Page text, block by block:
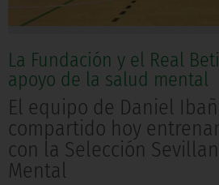
La Fundación y el Real
apoyo de la salud mental
El equipo de Daniel
compartido hoy
con la Selección
Mental